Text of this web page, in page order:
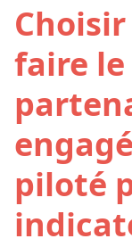
Choisir
faire le
piloté